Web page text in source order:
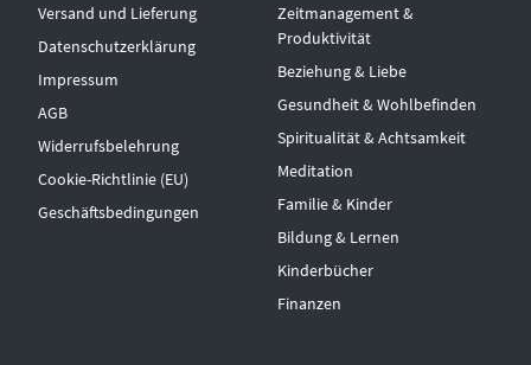
Versand und Lieferung
Datenschutzerklärung
Impressum
AGB
Widerrufsbelehrung
Cookie-Richtlinie (EU)
Geschäftsbedingungen
Zeitmanagement &
Produktivität
Beziehung & Liebe
Gesundheit & Wohlbefinden
Spiritualität & Achtsamkeit
Meditation
Familie & Kinder
Bildung & Lernen
Kinderbücher
Finanzen